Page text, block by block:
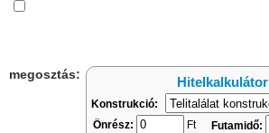
megosztás:
Hitelkalkulátor
Konstrukció:
Önrész:
Ft Futamidő: